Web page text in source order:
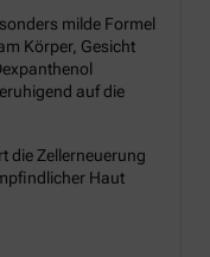
milde Formel
Körper, Gesicht
auf die
die Zellerneuerung
Haut